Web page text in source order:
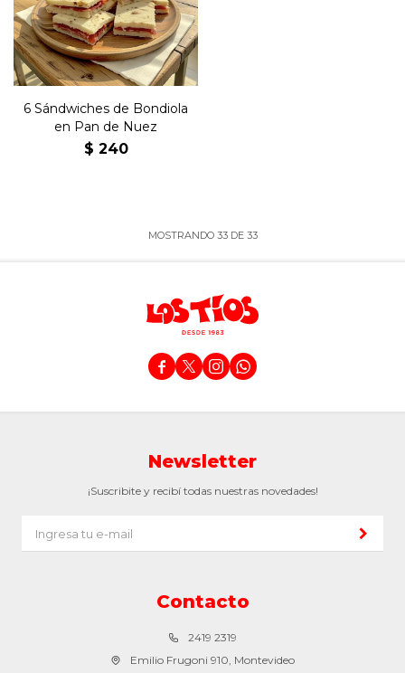
pan de nuez.
6 Sándwiches de Bondiola
en Pan de Nuez
$ 240
MOSTRANDO 33DE 33
   
Contacto
2419 2319
Emilio Frugoni 910, Montevideo
Newsletter
¡Suscribite y recibí todas nuestras novedades!